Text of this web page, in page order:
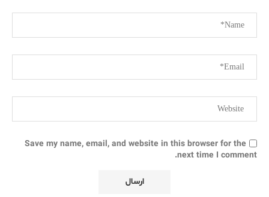
Save my name, email, and website in this browser for the
next time I comment.